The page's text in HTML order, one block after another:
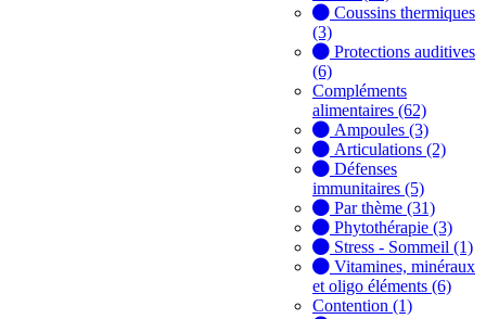
Coussins thermiques
(3)
Protections auditives
(6)
Compléments
alimentaires (62)
Ampoules (3)
Articulations (2)
Défenses
immunitaires (5)
Par thème (31)
Phytothérapie (3)
Stress - Sommeil (1)
Vitamines, minéraux
et oligo éléments (6)
Contention (1)